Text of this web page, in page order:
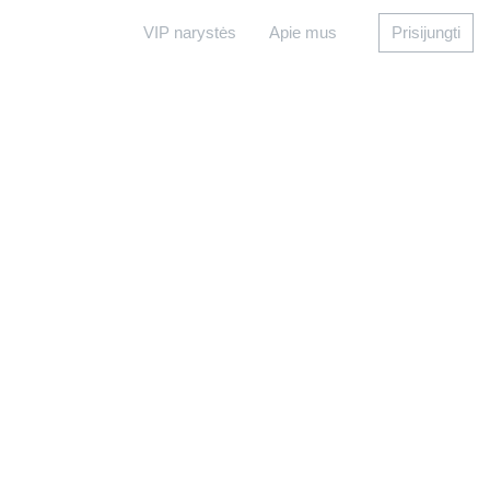
VIP narystės Apie mus Prisijungti